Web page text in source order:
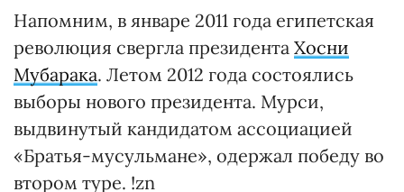
Напомним, в январе 2011 года египетская
революция свергла президента Хосни
Мубарака. Летом 2012 года состоялись
выборы нового президента. Мурси,
выдвинутый кандидатом ассоциацией
«Братья-мусульмане», одержал победу во
втором туре. !zn